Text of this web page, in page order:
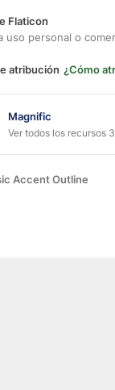
Flaticon
uso personal o
atribución ¿Cómo
Magnific
Ver todos los recursos
Accent Outline